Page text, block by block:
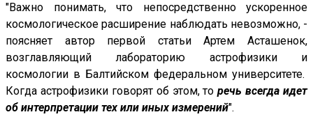
"Важно понимать, что непосредственно ускоренное
космологическое расширение наблюдать невозможно, -
поясняет автор первой статьи Артем Асташенок,
возглавляющий лабораторию астрофизики и
космологии в Балтийском федеральном университете.
Когда астрофизики говорят об этом, торечь всегда идет
об интерпретации тех или иных измерений".